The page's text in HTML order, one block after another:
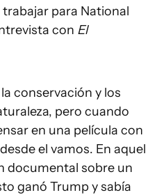
para National
con El
conservación y los
pero cuando
en una película con
el vamos. En aquel
documental sobre un
ganó Trump y sabía